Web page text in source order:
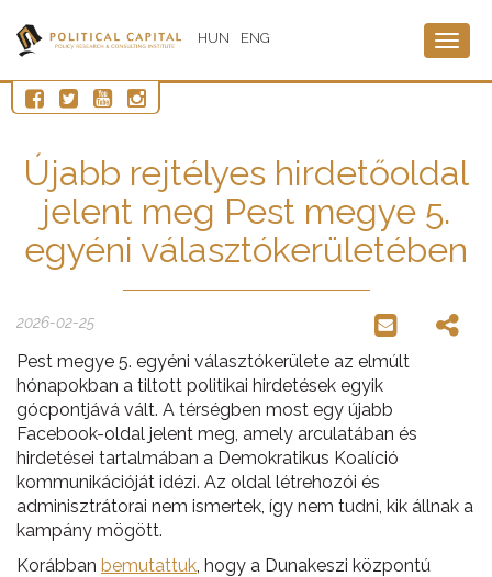
HUN ENG
Újabb rejtélyes hirdetőoldal
jelent meg Pest megye 5.
egyéni választókerületében
2026-02-25
Pest megye 5. egyéni választókerülete az elmúlt
hónapokban a tiltott politikai hirdetések egyik
gócpontjává vált. A térségben most egy újabb
Facebook-oldal jelent meg, amely arculatában és
hirdetései tartalmában a Demokratikus Koalíció
kommunikációját idézi. Az oldal létrehozói és
adminisztrátorai nem ismertek, így nem tudni, kik állnak a
kampány mögött.
Korábban bemutattuk, hogy a Dunakeszi központú